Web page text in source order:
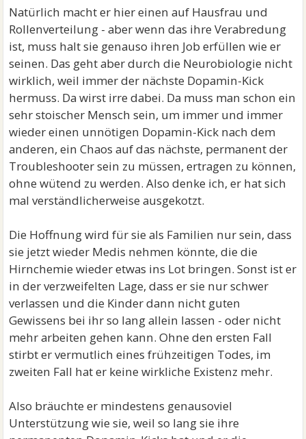
Natürlich macht er hier einen auf Hausfrau und
Rollenverteilung - aber wenn das ihre Verabredung
ist, muss halt sie genauso ihren Job erfüllen wie er
seinen. Das geht aber durch die Neurobiologie nicht
wirklich, weil immer der nächste Dopamin-Kick
hermuss. Da wirst irre dabei. Da muss man schon ein
sehr stoischer Mensch sein, um immer und immer
wieder einen unnötigen Dopamin-Kick nach dem
anderen, ein Chaos auf das nächste, permanent der
Troubleshooter sein zu müssen, ertragen zu können,
ohne wütend zu werden. Also denke ich, er hat sich
mal verständlicherweise ausgekotzt.
Die Hoffnung wird für sie als Familien nur sein, dass
sie jetzt wieder Medis nehmen könnte, die die
Hirnchemie wieder etwas ins Lot bringen. Sonst ist er
in der verzweifelten Lage, dass er sie nur schwer
verlassen und die Kinder dann nicht guten
Gewissens bei ihr so lang allein lassen - oder nicht
mehr arbeiten gehen kann. Ohne den ersten Fall
stirbt er vermutlich eines frühzeitigen Todes, im
zweiten Fall hat er keine wirkliche Existenz mehr.
Also bräuchte er mindestens genausoviel
Unterstützung wie sie, weil so lang sie ihre